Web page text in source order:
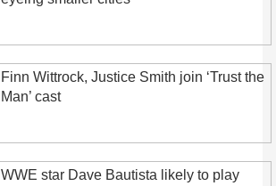
Finn Wittrock, Justice Smith join ‘Trust the
Man’ cast
WWE star Dave Bautista likely to play